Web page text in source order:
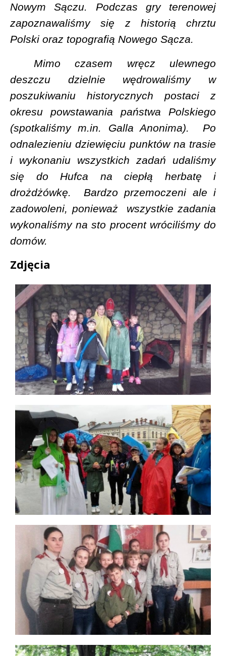
Nowym Sączu. Podczas gry terenowej
zapoznawaliśmy się z historią chrztu
Polski oraz topografią Nowego Sącza.
Mimo czasem wręcz ulewnego
deszczu dzielnie wędrowaliśmy w
poszukiwaniu historycznych postaci z
okresu powstawania państwa Polskiego
(spotkaliśmy m.in. Galla Anonima).
Po
odnalezieniu dziewięciu punktów na trasie
i wykonaniu wszystkich zadań udaliśmy
się do Hufca na ciepłą herbatę i
drożdżówkę.
Bardzo przemoczeni ale i
zadowoleni, ponieważ
wszystkie zadania
wykonaliśmy na sto procent wróciliśmy do
domów.
Zdjęcia